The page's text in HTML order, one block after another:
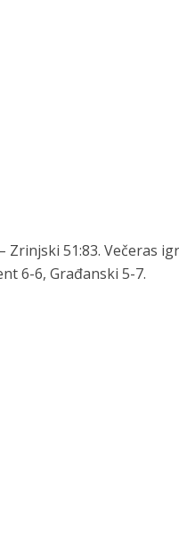
51:83. Večeras
6-6, Građanski 5-7.